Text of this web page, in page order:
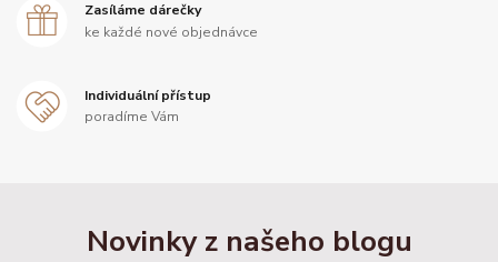
Zasíláme dárečky
ke každé nové objednávce
Individuální přístup
poradíme Vám
Novinky z našeho blogu